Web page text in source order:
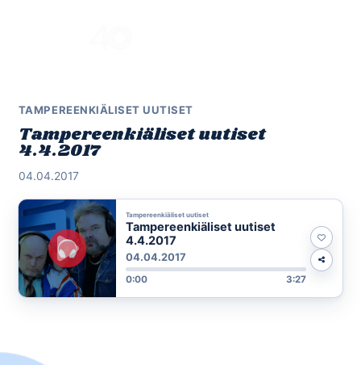
TAMPEREENKIÄLISET UUTISET
Tampereenkiäliset uutiset
4.4.2017
04.04.2017
Tampereenkiäliset uutiset
Tampereenkiäliset uutiset
4.4.2017
04.04.2017
0:00 3:27